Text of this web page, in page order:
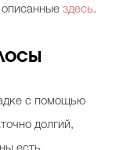
описанные здесь.
с помощью
долгий,